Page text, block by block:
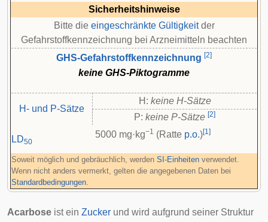
Sicherheitshinweise
Bitte die eingeschränkte Gültigkeitder
Gefahrstoffkennzeichnung bei Arzneimitteln beachten
GHS-Gefahrstoffkennzeichnung [2]
keine GHS-Piktogramme
H- und P-Sätze
H: keine H-Sätze
P: keine P-Sätze [2]
LD50
5000 mg·kg−1 (Ratte p.o.)[1]
Soweit möglich und gebräuchlich, werden SI-Einheiten verwendet.
Wenn nicht anders vermerkt, gelten die angegebenen Daten bei
Standardbedingungen.
Acarbose ist ein Zucker und wird aufgrund seiner Struktur